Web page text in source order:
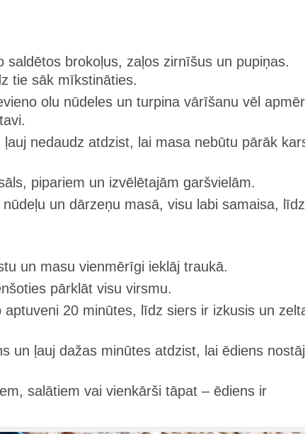
saldētos brokoļus, zaļos zirnīšus un pupiņas.
tie sāk mīkstināties.
olu nūdeles un turpina vārīšanu vēl
nedaudz atdzist, lai masa nebūtu pārāk
pipariem un izvēlētajām garšvielām.
un dārzeņu masā, visu labi samaisa, līdz
un masu vienmērīgi ieklāj traukā.
pārklāt visu virsmu.
20 minūtes, līdz siers ir izkusis un
un ļauj dažas minūtes atdzist, lai ēdiens
salātiem vai vienkārši tāpat – ēdiens ir